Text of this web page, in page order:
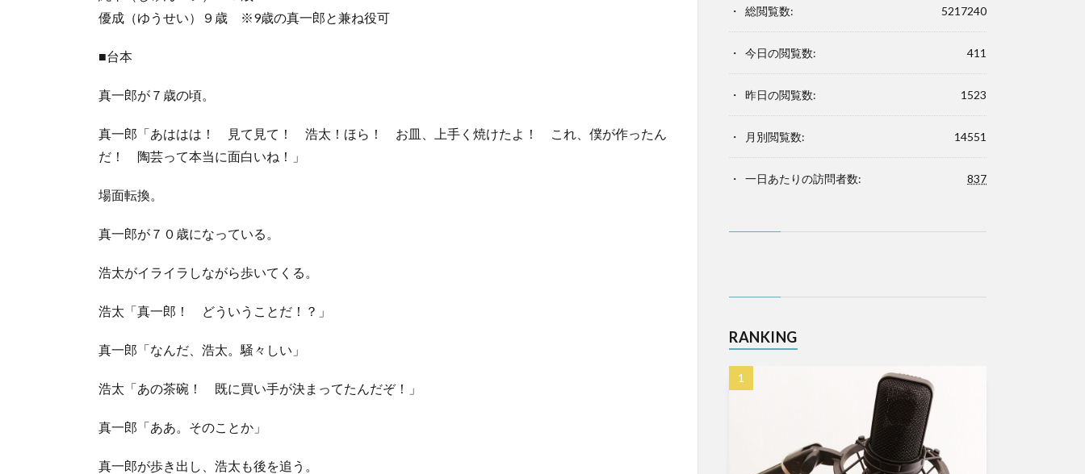
優成（ゆうせい）９歳 ※9歳の真一郎と兼ね役可
■台本
真一郎が７歳の頃。
真一郎「あははは！ 見て見て！ 浩太！ほら！ お皿、上手く焼けたよ！ これ、僕が作ったん
だ！ 陶芸って本当に面白いね！」
場面転換。
真一郎が７０歳になっている。
浩太がイライラしながら歩いてくる。
浩太「真一郎！ どういうことだ！？」
真一郎「なんだ、浩太。騒々しい」
浩太「あの茶碗！ 既に買い手が決まってたんだぞ！」
真一郎「ああ。そのことか」
真一郎が歩き出し、浩太も後を追う。
5217240
総閲覧数:
411
今日の閲覧数:
1523
昨日の閲覧数:
14551
月別閲覧数:
837
一日あたりの訪問者数:
RANKING